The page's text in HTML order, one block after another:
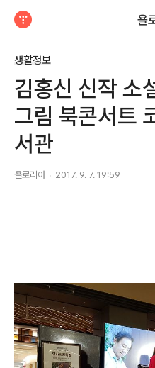
욜
생활정보
김홍신 신작 소
그림 북콘서트
서관
욜로리아 2017. 9. 7. 19:59